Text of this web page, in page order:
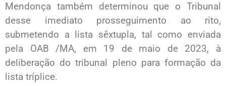
Mendonça também determinou que o Tribunal
desse imediato prosseguimento ao rito,
submetendo a lista sêxtupla, tal como enviada
pela OAB /MA, em 19 de maio de 2023, à
deliberação do tribunal pleno para formação da
lista tríplice.